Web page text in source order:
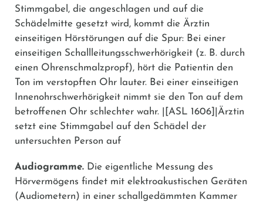
Stimmgabel, die angeschlagen und auf die
Schädelmitte gesetzt wird, kommt die Ärztin
einseitigen Hörstörungen auf die Spur: Bei einer
einseitigen Schallleitungsschwerhörigkeit (z. B. durch
einen Ohrenschmalzpropf), hört die Patientin den
Ton im verstopften Ohr lauter. Bei einer einseitigen
Innenohrschwerhörigkeit nimmt sie den Ton auf dem
betroffenen Ohr schlechter wahr. |[ASL 1606]|Ärztin
setzt eine Stimmgabel auf den Schädel der
untersuchten Person auf
Audiogramme. Die eigentliche Messung des
Hörvermögens findet mit elektroakustischen Geräten
(Audiometern) in einer schallgedämmten Kammer